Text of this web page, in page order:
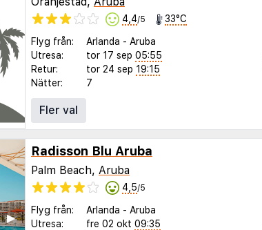
4,4/5 33°C
Flyg från: Arlanda - Aruba
Utresa:
tor 17 sep 05:55
Retur:
tor 24 sep 19:15
Nätter:
7
Fler val
▶︎
Radisson Blu Aruba
Palm Beach, Aruba
4,5/5
Flyg från: Arlanda - Aruba
Utresa:
fre 02 okt 09:35